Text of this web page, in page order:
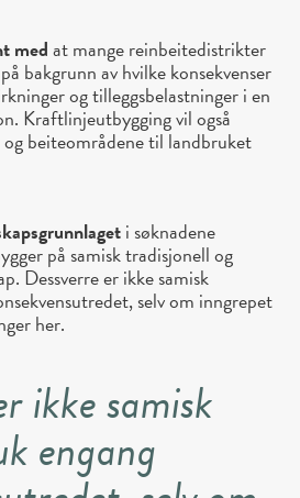
medat mange reinbeitedistrikter
bakgrunn av hvilke konsekvenser
og tilleggsbelastninger i en
Kraftlinjeutbygging vil også
beiteområdene til landbruket
i søknadene
på samisk tradisjonell og
Dessverre er ikke samisk
selv om inngrepet
her.
ikke samisk
engang